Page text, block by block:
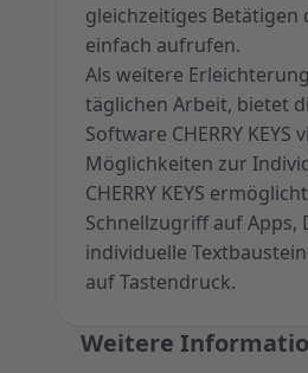
gleichzeitiges Betätigen
einfach aufrufen.
Als weitere
täglichen Arbeit, bietet
Software CHERRY KEYS
Möglichkeiten zur
CHERRY KEYS
Schnellzugriff auf Apps,
individuelle
auf Tastendruck.
Weitere